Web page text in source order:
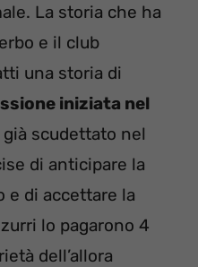
La storia che ha
e il club
una storia di
iniziata nel
già scudettato nel
di anticipare la
e di accettare la
lo pagarono 4
dell’allora